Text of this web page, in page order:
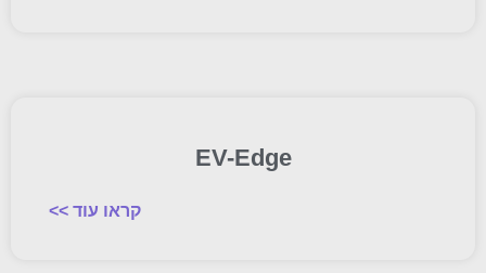
EV-Edge
קראו עוד >>